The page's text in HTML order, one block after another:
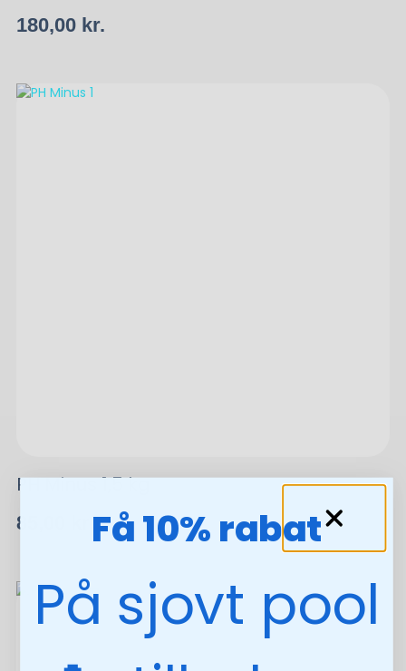
180,00 kr.
PH Minus 1,5 kg
85,00 kr.Få 10% rabat
På sjovt pool